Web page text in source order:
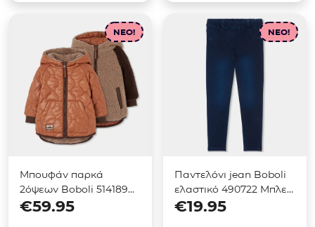
NEO!
Μπουφάν παρκά
2όψεων Boboli 514189
Καφέ
€59.95
NEO!
Παντελόνι jean Boboli
ελαστικό 490722 Μπλε
σκούρο
€19.95